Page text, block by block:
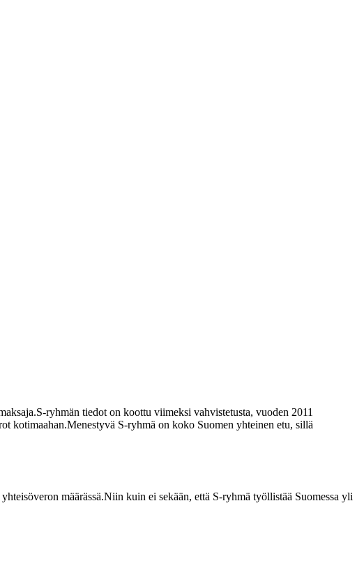
S-ryhmän tiedot on koottu viimeksi vahvistetusta, vuoden 2011
kotimaahan.Menestyvä S-ryhmä on koko Suomen yhteinen etu, sillä
määrässä.Niin kuin ei sekään, että S-ryhmä työllistää Suomessa yli